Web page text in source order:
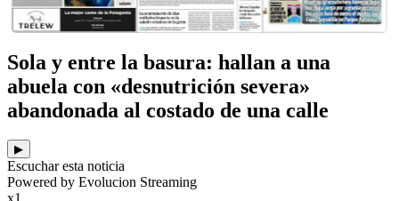
Sola y entre la basura: hallan a una
abuela con «desnutrición severa»
abandonada al costado de una calle
▶
Escuchar esta noticia
Powered by Evolucion Streaming